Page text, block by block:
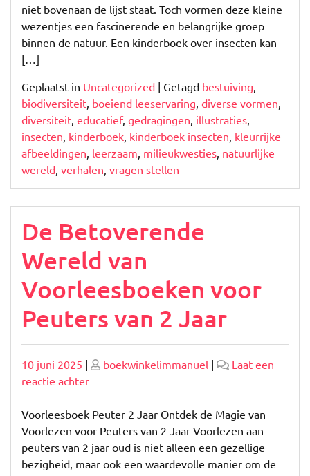
niet bovenaan de lijst staat. Toch vormen deze kleine
wezentjes een fascinerende en belangrijke groep
binnen de natuur. Een kinderboek over insecten kan
[…]
Geplaatst in Uncategorized | Getagd bestuiving
biodiversiteit boeiend leeservaring diverse vormen
diversiteit educatief, gedragingen illustraties
insecten kinderboek kinderboek insecten kleurrijke
afbeeldingen leerzaam milieukwesties natuurlijke
wereld verhalen vragen stellen
De Betoverende
Wereld van
Voorleesboeken voor
Peuters van 2 Jaar
Geplaatst
op
10 juni 2025 | Geplaatst
boekwinkelimmanuel |
Laat een
reactie achterop
Betoverende
Wereld
van
Voorleesboeken
Voorleesboek Peuter 2 Jaar Ontdek de Magie van
Voorlezen voor Peuters van 2 Jaar Voorlezen aan
peuters van 2 jaar oud is niet alleen een gezellige
bezigheid, maar ook een waardevolle manier om de